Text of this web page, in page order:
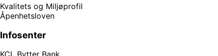
Kvalitets og Miljøprofil
Åpenhetsloven
Infosenter